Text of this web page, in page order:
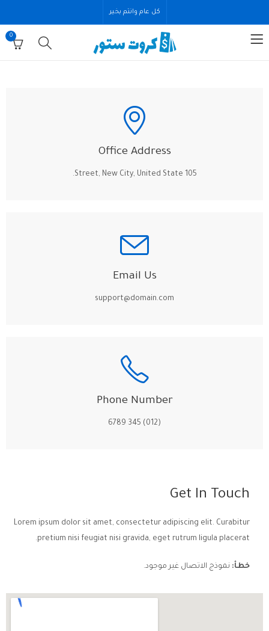
كل عام وانتم بخير
0
Office Address
105 Street, New City, United State.
Email Us
support@domain.com
Phone Number
(012) 345 6789
Get In Touch
Lorem ipsum dolor sit amet, consectetur adipiscing elit. Curabitur
pretium nisi feugiat nisi gravida, eget rutrum ligula placerat.
خطأ: نموذج الاتصال غير موجود.